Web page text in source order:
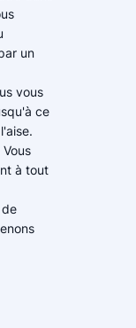
un
vous
ce
à tout